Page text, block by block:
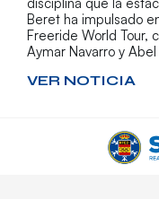
Beret ha impulsado
Freeride World Tour,
Aymar Navarro y
VER NOTICIA